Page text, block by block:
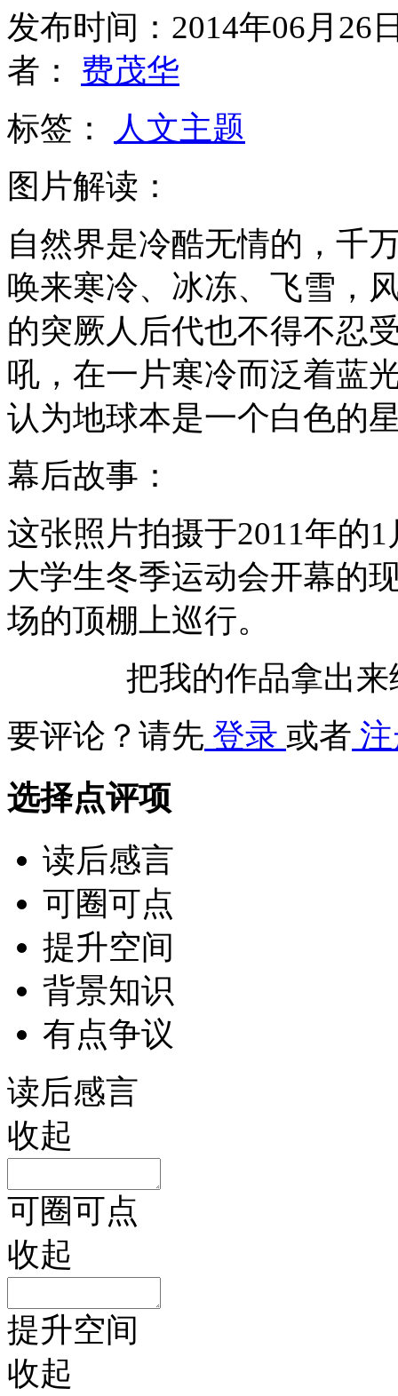
发布时间：2014年06月26
者： 费茂华
标签：
人文主题
图片解读：
自然界是冷酷无情的，千
唤来寒冷、冰冻、飞雪，
的突厥人后代也不得不忍
吼，在一片寒冷而泛着蓝
认为地球本是一个白色的
幕后故事：
这张照片拍摄于2011年的
大学生冬季运动会开幕的
场的顶棚上巡行。
把我的作品拿出
要评论？请先 登录 或者
选择点评项
读后感言
可圈可点
提升空间
背景知识
有点争议
读后感言
收起
可圈可点
收起
提升空间
收起